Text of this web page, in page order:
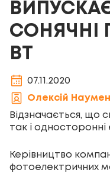
СОНЯЧНІ
ВТ
07.11.2020
Олексій
Відзначається, що
так і
Керівництво
фотоелектричних